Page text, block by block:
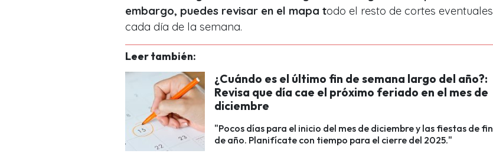
embargo, puedes revisar en el mapa todo el resto de cortes eventuales,
cada día de la semana.
Leer también:
¿Cuándo es el último fin de semana largo del año?:
Revisa que día cae el próximo feriado en el mes de
diciembre
"Pocos días para el inicio del mes de diciembre y las fiestas de fin
de año. Planifícate con tiempo para el cierre del 2025."